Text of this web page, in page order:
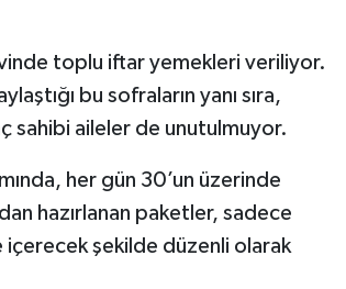
toplu iftar yemekleri veriliyor.
bu sofraların yanı sıra,
sahibi aileler de unutulmuyor.
her gün 30’un üzerinde
hazırlanan paketler, sadece
içerecek şekilde düzenli olarak